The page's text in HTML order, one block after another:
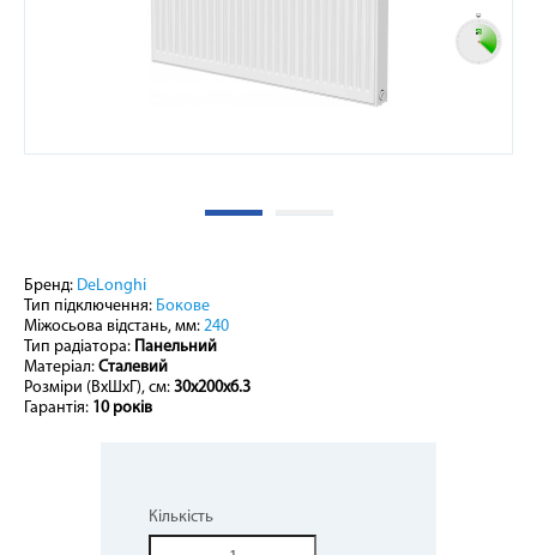
Бренд: DeLonghi
Тип підключення: Бокове
Міжосьова відстань, мм: 240
Тип радіатора: Панельний
Матеріал: Сталевий
Розміри (ВxШхГ), см: 30х200х6.3
Гарантія: 10 років
Кількість